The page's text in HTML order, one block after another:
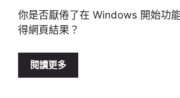
你是否厭倦了在 Windows 開始功
得網頁結果？
閱讀更多